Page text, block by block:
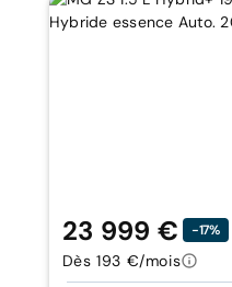
23 999 € -17%
Dès 193 €/mois